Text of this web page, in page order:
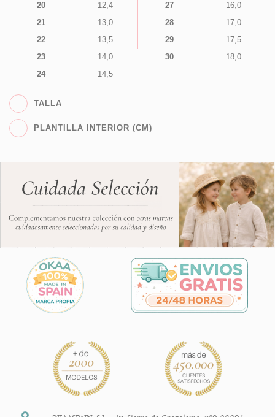
20
12,4
21
13,0
22
13,5
23
14,0
24
14,5
27
16,0
28
17,0
29
17,5
30
18,0
TALLA
PLANTILLA INTERIOR (CM)